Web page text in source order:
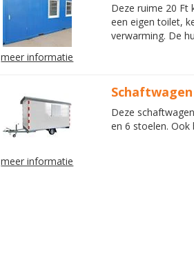
meer informatie
Deze ruime 20 Ft
een eigen toilet,
verwarming. De
meer informatie
Deze
en 6 stoelen. Ook